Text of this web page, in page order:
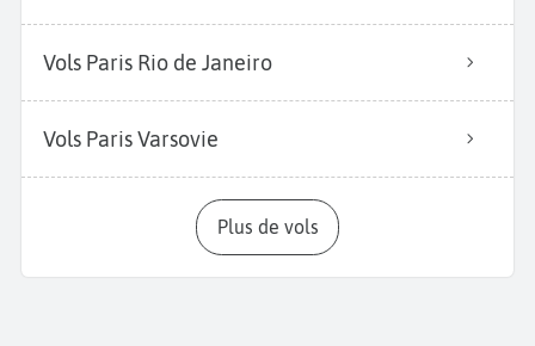
Vols Paris Rio de Janeiro
Vols Paris Varsovie
Plus de vols